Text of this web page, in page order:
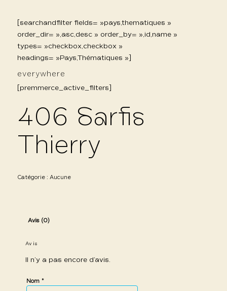
[searchandfilter fields= »pays,thematiques »
order_dir= »,asc,desc » order_by= »,id,name »
types= »checkbox,checkbox »
headings= »Pays,Thématiques »]
everywhere
[premmerce_active_filters]
406 Sarfis
Thierry
Catégorie : Aucune
Avis (0)
Avis
Il n’y a pas encore d’avis.
Nom *